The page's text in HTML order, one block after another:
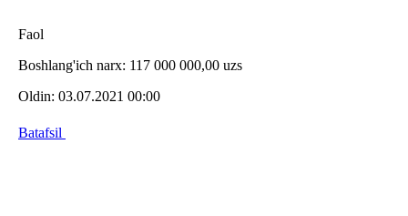
Faol
Boshlang'ich narx: 117 000 000,00 uzs
Oldin: 03.07.2021 00:00
Batafsil